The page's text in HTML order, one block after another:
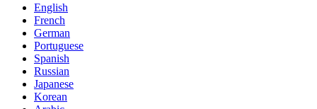
English
French
German
Portuguese
Spanish
Russian
Japanese
Korean